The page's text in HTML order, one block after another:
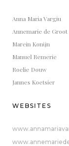
Anna Maria Vargiu
Annemarie de Groot
Marein Konijn
Manuel Remerie
Roelie Douw
Jannes Koetsier
WEBSITES